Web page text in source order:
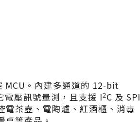
MCU。內建多通道的 12-bit
電壓訊號量測，且支援 I2C 及 SPI
電茶壺、電陶爐、紅酒櫃、消毒